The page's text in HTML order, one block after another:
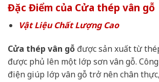
Đặc Điểm của Cửa thép vân gỗ
Vật Liệu Chất Lượng Cao
Cửa thép vân gỗ được sản xuất từ
được phủ lên một lớp sơn vân gỗ.
điện giúp lớp vân gỗ trở nên chân